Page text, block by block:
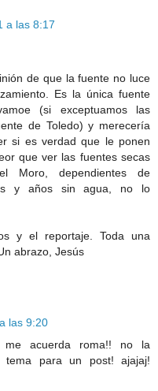
a las 8:17
de que la fuente no luce
Es la única fuente
(si exceptuamos las
de Toledo) y merecería
si es verdad que le ponen
que ver las fuentes secas
Moro, dependientes de
y años sin agua, no lo
y el reportaje. Toda una
abrazo, Jesús
las 9:20
me acuerda roma!! no la
para un post! ajajaj!